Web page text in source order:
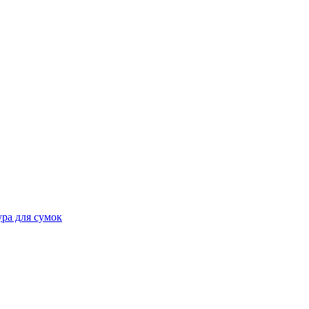
для сумок